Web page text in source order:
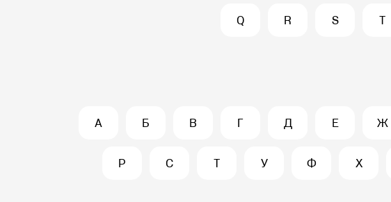
Q R S T
А Б В Г Д Е Ж
Р С Т У Ф Х